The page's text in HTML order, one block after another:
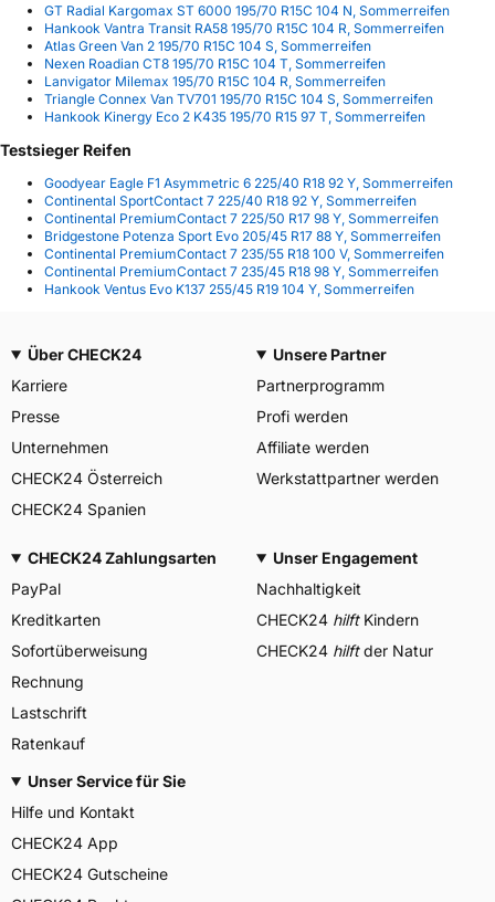
GT Radial Kargomax ST 6000 195/70 R15C 104 N, Sommerreifen
Hankook Vantra Transit RA58 195/70 R15C 104 R, Sommerreifen
Atlas Green Van 2 195/70 R15C 104 S, Sommerreifen
Nexen Roadian CT8 195/70 R15C 104 T, Sommerreifen
Lanvigator Milemax 195/70 R15C 104 R, Sommerreifen
Triangle Connex Van TV701 195/70 R15C 104 S, Sommerreifen
Hankook Kinergy Eco 2 K435 195/70 R15 97 T, Sommerreifen
Testsieger Reifen
Goodyear Eagle F1 Asymmetric 6 225/40 R18 92 Y, Sommerreifen
Continental SportContact 7 225/40 R18 92 Y, Sommerreifen
Continental PremiumContact 7 225/50 R17 98 Y, Sommerreifen
Bridgestone Potenza Sport Evo 205/45 R17 88 Y, Sommerreifen
Continental PremiumContact 7 235/55 R18 100 V, Sommerreifen
Continental PremiumContact 7 235/45 R18 98 Y, Sommerreifen
Hankook Ventus Evo K137 255/45 R19 104 Y, Sommerreifen
Über CHECK24
Karriere
Presse
Unternehmen
CHECK24 Österreich
CHECK24 Spanien
Unsere Partner
Partnerprogramm
Profi werden
Affiliate werden
Werkstattpartner werden
CHECK24 Zahlungsarten
PayPal
Kreditkarten
Sofortüberweisung
Rechnung
Lastschrift
Ratenkauf
Unser Engagement
Nachhaltigkeit
CHECK24 hilftKindern
CHECK24 hilftder Natur
Unser Service für Sie
Hilfe und Kontakt
CHECK24 App
CHECK24 Gutscheine